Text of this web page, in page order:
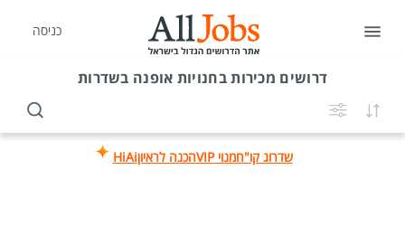
כניסה
דרושים מכירות בחנויות אופנה בשדרות
שדרוג קו"חמנוי VIP הכנה לראיוןHiAi